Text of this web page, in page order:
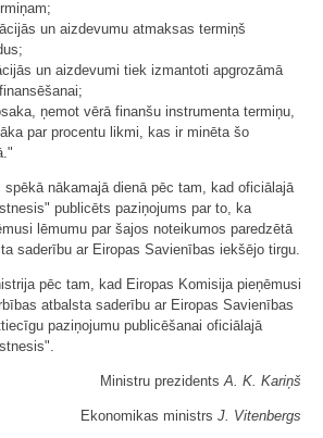
un aizdevumu atmaksas termiņš
un aizdevumi tiek izmantoti apgrozāmā
ņemot vērā finanšu instrumenta termiņu,
par procentu likmi, kas ir minēta šo
nākamajā dienā pēc tam, kad oficiālajā
publicēts paziņojums par to, ka
lēmumu par šajos noteikumos paredzētā
saderību ar Eiropas Savienības iekšējo tirgu.
pēc tam, kad Eiropas Komisija pieņēmusi
atbalsta saderību ar Eiropas Savienības
paziņojumu publicēšanai oficiālajā
Ministru prezidentsA. K. Kariņš
Ekonomikas ministrs J. Vitenbergs